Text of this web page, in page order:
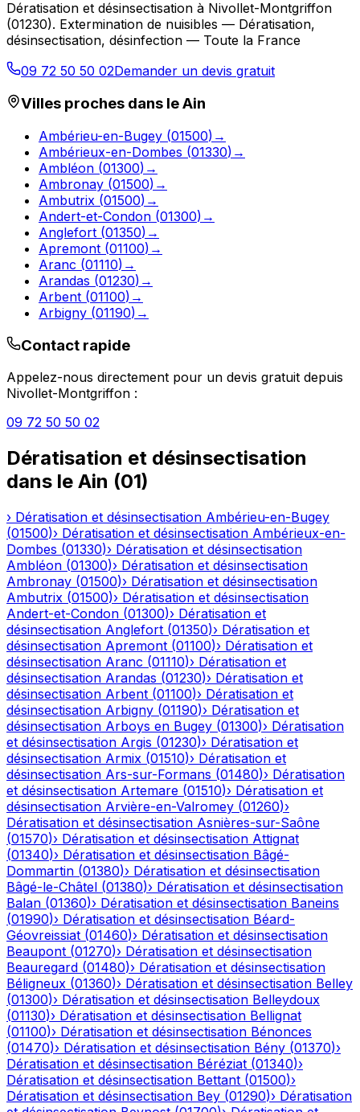
Dératisation et désinsectisation à Nivollet-Montgriffon
(01230). Extermination de nuisibles — Dératisation,
désinsectisation, désinfection — Toute la France
09 72 50 50 02Demander un devis gratuit
Villes proches dans leAin
Ambérieu-en-Bugey (01500) →
Ambérieux-en-Dombes (01330) →
Ambléon (01300) →
Ambronay (01500) →
Ambutrix (01500) →
Andert-et-Condon (01300) →
Anglefort (01350) →
Apremont (01100) →
Aranc (01110) →
Arandas (01230) →
Arbent (01100) →
Arbigny (01190) →
Contact rapide
Appelez-nous directement pour un devis gratuit depuis
Nivollet-Montgriffon :
09 72 50 50 02
Dératisation et désinsectisation
dans le Ain (01)
› Dératisation et désinsectisation Ambérieu-en-Bugey
(01500)› Dératisation et désinsectisation Ambérieux-en-
Dombes (01330)› Dératisation et désinsectisation
Ambléon (01300)› Dératisation et désinsectisation
Ambronay (01500)› Dératisation et désinsectisation
Ambutrix (01500)› Dératisation et désinsectisation
Andert-et-Condon (01300)› Dératisation et
désinsectisation Anglefort (01350)› Dératisation et
désinsectisation Apremont (01100)› Dératisation et
désinsectisation Aranc (01110)› Dératisation et
désinsectisation Arandas (01230)› Dératisation et
désinsectisation Arbent (01100)› Dératisation et
désinsectisation Arbigny (01190)› Dératisation et
désinsectisation Arboys en Bugey (01300)› Dératisation
et désinsectisation Argis (01230)› Dératisation et
désinsectisation Armix (01510)› Dératisation et
désinsectisation Ars-sur-Formans (01480)› Dératisation
et désinsectisation Artemare (01510)› Dératisation et
désinsectisation Arvière-en-Valromey (01260)›
Dératisation et désinsectisation Asnières-sur-Saône
(01570)› Dératisation et désinsectisation Attignat
(01340)› Dératisation et désinsectisation Bâgé-
Dommartin (01380)› Dératisation et désinsectisation
Bâgé-le-Châtel (01380)› Dératisation et désinsectisation
Balan (01360)› Dératisation et désinsectisation Baneins
(01990)› Dératisation et désinsectisation Béard-
Géovreissiat (01460)› Dératisation et désinsectisation
Beaupont (01270)› Dératisation et désinsectisation
Beauregard (01480)› Dératisation et désinsectisation
Béligneux (01360)› Dératisation et désinsectisation Belley
(01300)› Dératisation et désinsectisation Belleydoux
(01130)› Dératisation et désinsectisation Bellignat
(01100)› Dératisation et désinsectisation Bénonces
(01470)› Dératisation et désinsectisation Bény (01370)›
Dératisation et désinsectisation Béréziat (01340)›
Dératisation et désinsectisation Bettant (01500)›
Dératisation et désinsectisation Bey (01290)› Dératisation